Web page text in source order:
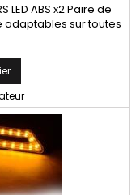
LED ABS x2 Paire de
adaptables sur toutes